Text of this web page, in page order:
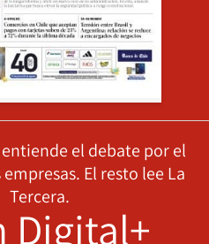
el debate por el
El resto lee La
Tercera.
Digital+